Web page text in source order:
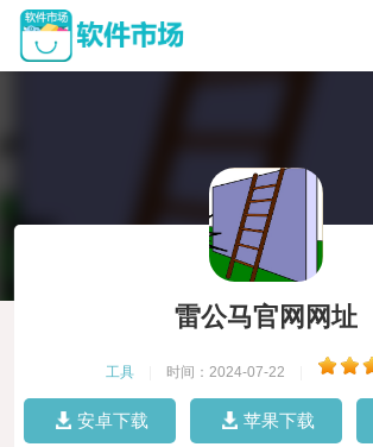
雷公马官网网址
工具 时间：2024-07-22
安卓下载 苹果下载